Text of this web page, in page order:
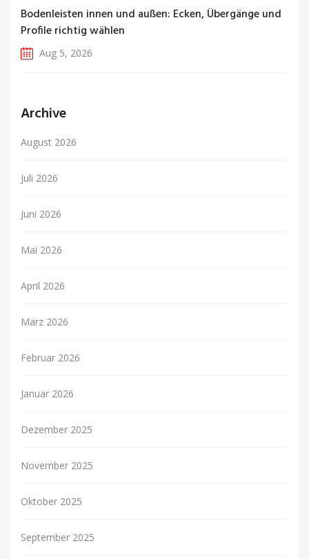
Bodenleisten innen und außen: Ecken, Übergänge und
Profile richtig wählen
Aug 5, 2026
Archive
August 2026
Juli 2026
Juni 2026
Mai 2026
April 2026
März 2026
Februar 2026
Januar 2026
Dezember 2025
November 2025
Oktober 2025
September 2025